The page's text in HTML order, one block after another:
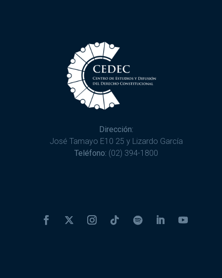
Dirección:
José Tamayo E10 25 y Lizardo García
Teléfono: (02) 394-1800